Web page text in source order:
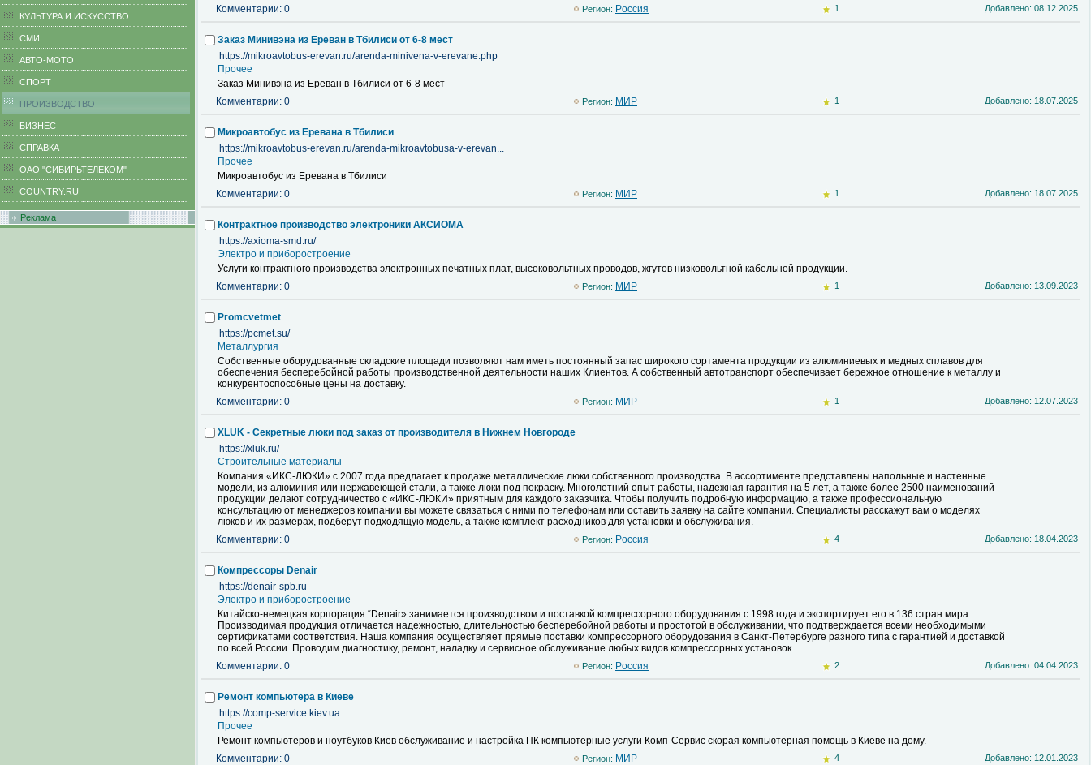
КУЛЬТУРА И ИСКУССТВО
СМИ
АВТО-МОТО
СПОРТ
ПРОИЗВОДСТВО
БИЗНЕС
CПРАВКА
ОАО "СИБИРЬТЕЛЕКОМ"
COUNTRY.RU
Реклама
Комментарии: 0
Регион: Pоссия 1 Добавлено: 08.12.2025
Заказ Минивэна из Ереван в Тбилиси от 6-8 мест
https://mikroavtobus-erevan.ru/arenda-minivena-v-erevane.php
Прочее
Заказ Минивэна из Ереван в Тбилиси от 6-8 мест
Комментарии: 0
Регион: MИР 1 Добавлено: 18.07.2025
Микроавтобус из Еревана в Тбилиси
https://mikroavtobus-erevan.ru/arenda-mikroavtobusa-v-erevan...
Прочее
Микроавтобус из Еревана в Тбилиси
Комментарии: 0
Регион: MИР 1 Добавлено: 18.07.2025
Контрактное производство электроники АКСИОМА
https://axioma-smd.ru/
Электро и приборостроение
Услуги контрактного производства электронных печатных плат, высоковольтных проводов, жгутов низковольтной кабельной продукции.
Комментарии: 0
Регион: MИР 1 Добавлено: 13.09.2023
Promcvetmet
https://pcmet.su/
Металлургия
Собственные оборудованные складские площади позволяют нам иметь постоянный запас широкого сортамента продукции из алюминиевых и медных сплавов для
обеспечения бесперебойной работы производственной деятельности наших Клиентов. А собственный автотранспорт обеспечивает бережное отношение к металлу и
конкурентоспособные цены на доставку.
Комментарии: 0
Регион: MИР 1 Добавлено: 12.07.2023
XLUK - Cекретные люки под заказ от производителя в Нижнем Новгороде
https://xluk.ru/
Строительные материалы
Компания «ИКС-ЛЮКИ» с 2007 года предлагает к продаже металлические люки собственного производства. В ассортименте представлены напольные и настенные
модели, из алюминия или нержавеющей стали, а также люки под покраску. Многолетний опыт работы, надежная гарантия на 5 лет, а также более 2500 наименований
продукции делают сотрудничество с «ИКС-ЛЮКИ» приятным для каждого заказчика. Чтобы получить подробную информацию, а также профессиональную
консультацию от менеджеров компании вы можете связаться с ними по телефонам или оставить заявку на сайте компании. Специалисты расскажут вам о моделях
люков и их размерах, подберут подходящую модель, а также комплект расходников для установки и обслуживания.
Комментарии: 0
Регион: Pоссия 4 Добавлено: 18.04.2023
Компрессоры Denair
https://denair-spb.ru
Электро и приборостроение
Китайско-немецкая корпорация “Denair» занимается производством и поставкой компрессорного оборудования с 1998 года и экспортирует его в 136 стран мира.
Производимая продукция отличается надежностью, длительностью бесперебойной работы и простотой в обслуживании, что подтверждается всеми необходимыми
сертификатами соответствия. Наша компания осуществляет прямые поставки компрессорного оборудования в Санкт-Петербурге разного типа с гарантией и доставкой
по всей России. Проводим диагностику, ремонт, наладку и сервисное обслуживание любых видов компрессорных установок.
Комментарии: 0
Регион: Pоссия 2 Добавлено: 04.04.2023
Ремонт компьютера в Киеве
https://comp-service.kiev.ua
Прочее
Ремонт компьютеров и ноутбуков Киев обслуживание и настройка ПК компьютерные услуги Комп-Сервис скорая компьютерная помощь в Киеве на дому.
Комментарии: 0
Регион: MИР 4 Добавлено: 12.01.2023